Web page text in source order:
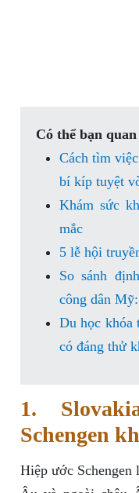
Có thể bạn
Cách tìm
bí kíp tuyệt
Khám sức
mắc
5 lễ hội
So sánh
công dân
Du học khóa
có đáng thử
1.
Schengen
Hiệp ước Schengen